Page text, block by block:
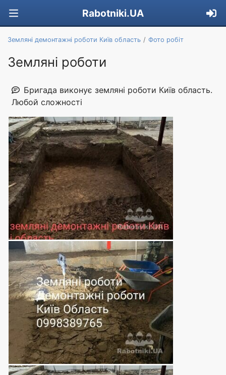
Rabotniki.UA
Земляні демонтажні роботи Київ область Фото робіт
Земляні роботи
Бригада виконує земляні роботи Київ область.
Любой сложності